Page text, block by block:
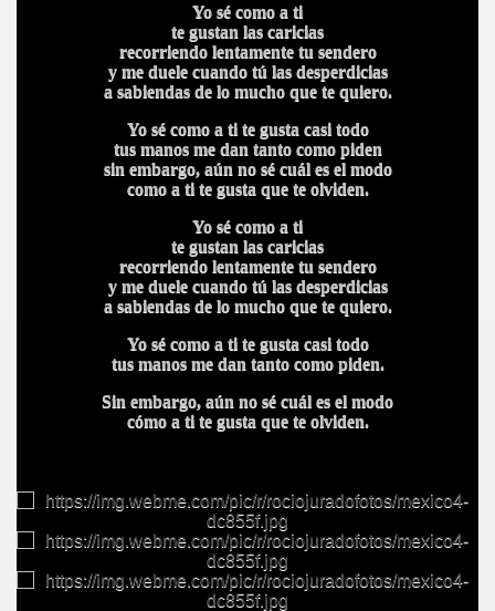
Yo sé como a ti
te gustan las caricias
recorriendo lentamente tu sendero
y me duele cuando tú las desperdicias
a sabiendas de lo mucho que te quiero.
Yo sé como a ti te gusta casi todo
tus manos me dan tanto como piden
sin embargo, aún no sé cuál es el modo
como a ti te gusta que te olviden.
Yo sé como a ti
te gustan las caricias
recorriendo lentamente tu sendero
y me duele cuando tú las desperdicias
a sabiendas de lo mucho que te quiero.
Yo sé como a ti te gusta casi todo
tus manos me dan tanto como piden.
Sin embargo, aún no sé cuál es el modo
cómo a ti te gusta que te olviden.